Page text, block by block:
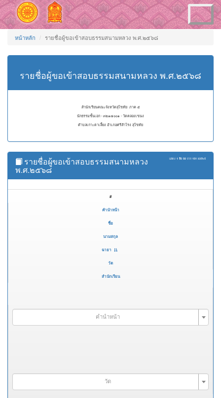
Toggle
navigation
หน้าหลัก รายชื่อผู้ขอเข้าสอบธรรมสนามหลวง พ.ศ.๒๕๖๘
รายชื่อผู้ขอเข้าสอบธรรมสนามหลวง พ.ศ.๒๕๖๘
สำนักเรียนคณะจังหวัดสุโขทัย ภาค ๕
นักธรรมชั้นเอก - ๓๒๑๗๐๐๑ - วัดคลองเขนง
ตำบลเกาะตาเลี้ยง อำเภอศรีสำโรง สุโขทัย
แสดง 1 ถึง 50 จาก 151 ผลลัพธ์
รายชื่อผู้ขอเข้าสอบธรรมสนามหลวง
พ.ศ.๒๕๖๘
#
คำนำหน้า
ชื่อ
นามสกุล
ฉายา
วัด
สำนักเรียน
คำนำหน้า
วัด